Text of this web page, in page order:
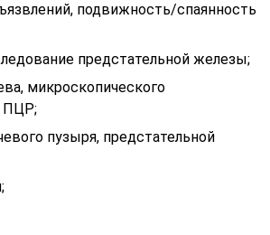
подвижность/спаянность
предстательной железы;
микроскопического
ПЦР;
пузыря, предстательной